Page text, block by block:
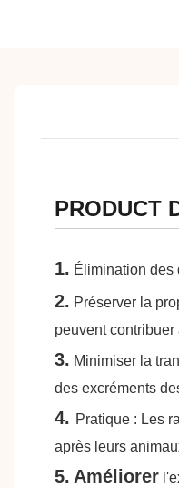
PRODUCT
1. Élimination des
2. Préserver la
peuvent
3. Minimiser la
des excréments
4. Pratique : Les
après leurs
5. Améliorer